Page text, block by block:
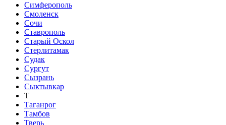
Симферополь
Смоленск
Сочи
Ставрополь
Старый Оскол
Стерлитамак
Судак
Сургут
Сызрань
Сыктывкар
Т
Таганрог
Тамбов
Тверь